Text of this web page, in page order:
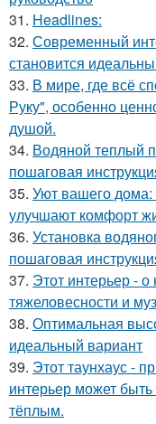
31. Headlines:
32. Современный
становится
33. В мире, где всё
Руку", особенно
душой.
34. Водяной теплый
пошаговая
35. Уют вашего
улучшают комфорт
36. Установка
пошаговая
37. Этот интерьер - о
тяжеловесности и
38. Оптимальная
идеальный вариант
39. Этот таунхаус -
интерьер может
тёплым.